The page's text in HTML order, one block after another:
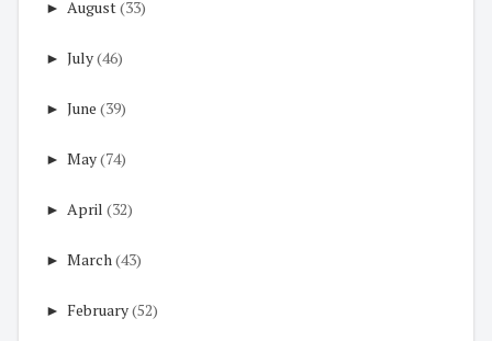
► August(33)
► July(46)
► June (39)
► May(74)
► April (32)
► March(43)
► February(52)